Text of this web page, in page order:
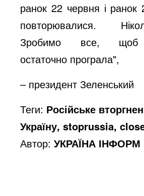
ранок 22 червня і ранок
повторювалися.
Зробимо все, щоб
остаточно програла",
– президент Зеленський
Теги: Російське
Україну, stoprussia,
Автор:УКРАЇНА ІНФОРМ